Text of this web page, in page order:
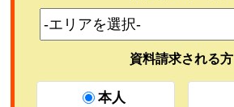
資料請求される方
本人